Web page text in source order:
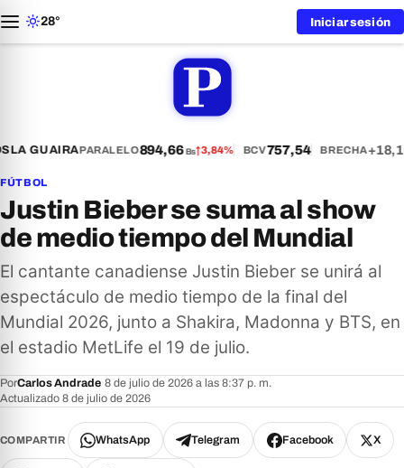
28° Iniciar sesión
LA GUAIRAPARALELO894,66Bs↑3,84% BCV757,54 BRECHA
FÚTBOL
Justin Bieber se suma al show
de medio tiempo del Mundial
El cantante canadiense Justin Bieber se unirá al
espectáculo de medio tiempo de la final del
Mundial 2026, junto a Shakira, Madonna y BTS, en
el estadio MetLife el 19 de julio.
PorCarlos Andrade 8 de julio de 2026 a las 8:37 p. m.
Actualizado 8 de julio de 2026
COMPARTIR WhatsApp Telegram Facebook X